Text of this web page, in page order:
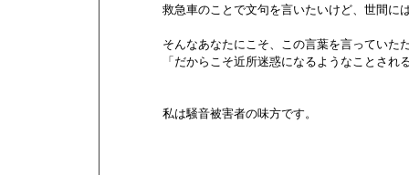
救急車のことで文句を言いたいけど、世間に
そんなあなたにこそ、この言葉を言っていた
「だからこそ近所迷惑になるようなことされ
        私は騒音被害者の味方です。